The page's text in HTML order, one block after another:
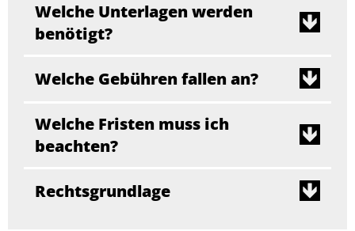
Welche Unterlagen werden
benötigt?
Welche Gebühren fallen an?
Welche Fristen muss ich
beachten?
Rechtsgrundlage